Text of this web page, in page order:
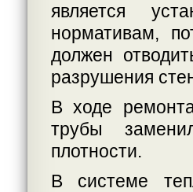
является
нормативам,
должен
разрушения
В ходе
трубы
плотности.
В системе